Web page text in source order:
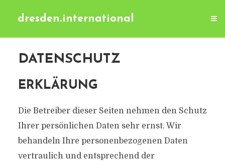
dresden.international
DATENSCHUTZ
ERKLÄRUNG
Die Betreiber dieser Seiten nehmen den Schutz
Ihrer persönlichen Daten sehr ernst. Wir
behandeln Ihre personenbezogenen Daten
vertraulich und entsprechend der